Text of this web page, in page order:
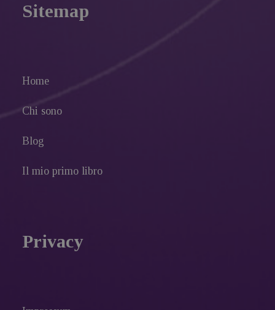
Sitemap
Home
Chi sono
Blog
Il mio primo libro
Privacy